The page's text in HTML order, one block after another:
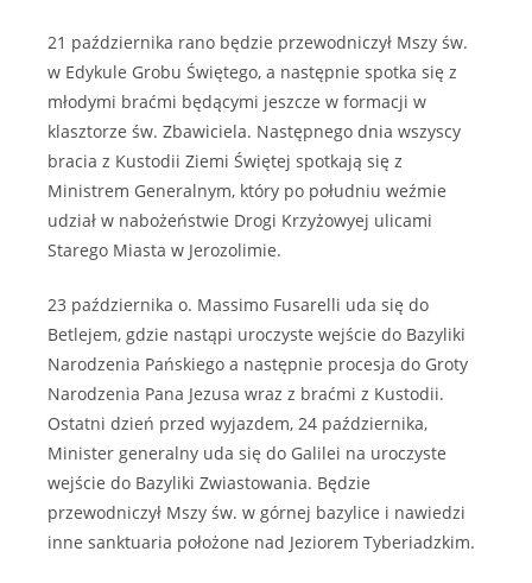
21 października rano będzie przewodniczył Mszy św.
w Edykule Grobu Świętego, a następnie spotka się z
młodymi braćmi będącymi jeszcze w formacji w
klasztorze św. Zbawiciela. Następnego dnia wszyscy
bracia z Kustodii Ziemi Świętej spotkają się z
Ministrem Generalnym, który po południu weźmie
udział w nabożeństwie Drogi Krzyżowyej ulicami
Starego Miasta w Jerozolimie.
23 października o. Massimo Fusarelli uda się do
Betlejem, gdzie nastąpi uroczyste wejście do Bazyliki
Narodzenia Pańskiego a następnie procesja do Groty
Narodzenia Pana Jezusa wraz z braćmi z Kustodii.
Ostatni dzień przed wyjazdem, 24 października,
Minister generalny uda się do Galilei na uroczyste
wejście do Bazyliki Zwiastowania. Będzie
przewodniczył Mszy św. w górnej bazylice i nawiedzi
inne sanktuaria położone nad Jeziorem Tyberiadzkim.